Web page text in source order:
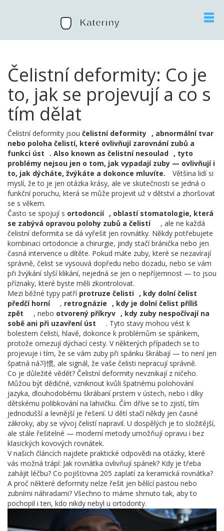
Čelistní deformity: Co je
to, jak se projevují a co s
tím dělat
Čelistní deformity jsou čelistní deformity , abnormální tvar
nebo poloha čelistí, které ovlivňují zarovnání zubů a
funkci úst
. Also known as čelistní nesoulad , tyto
problémy nejsou jen o tom, jak vypadají zuby — ovlivňují i
to, jak dýcháte, žvýkáte a dokonce mluvíte.
Většina lidí si
myslí, že to je jen otázka krásy, ale ve skutečnosti se jedná o
funkční poruchu, která se může projevit už v dětství a zhoršovat
se s věkem.
Často se spojují s ortodoncií , oblastí stomatologie, která
se zabývá opravou polohy zubů a čelistí
, ale ne každá
čelistní deformita se dá vyřešit jen rovnátky. Někdy potřebujete
kombinaci ortodoncie a chirurgie, jindy stačí bránička nebo jen
časná intervence u dítěte. Pokud máte zuby, které se nezavírají
správně, čelist se vysouvá dopředu nebo dozadu, nebo se vám
při žvýkání slyší klikání, nejedná se jen o nepříjemnost — to jsou
příznaky, které byste měli zkontrolovat.
Mezi běžné typy patří protruze čelisti , kdy dolní čelist
předčí horní
, retrognázie , kdy je dolní čelist příliš
zpět
, nebo otvorený příkryv , kdy zuby nespočívají na
sobě ani při uzavření úst
. Tyto stavy mohou vést k
bolestem čelisti, hlavě, dokonce k problémům se spánkem,
protože omezují dýchací cesty. V některých případech se to
projevuje i tím, že se vám zuby při spánku škrábají — to není jen
špatná ná习惯, ale signál, že vaše čelisti nepracují správně.
Co je důležité vědět? Čelistní deformity nevznikají z ničeho.
Můžou být dědičné, vzniknout kvůli špatnému polohování
jazyka, dlouhodobému škrábaní prstem v ústech, nebo i díky
dětskému polibkování na lahvičku. Čím dříve se to zjistí, tím
jednodušší a levnější je řešení. U dětí stačí někdy jen časné
zákroky, aby se vývoj čelistí napravil. U dospělých je to složitější,
ale stále řešitelné — moderní metody umožňují opravu i bez
klasických kovových rovnátek.
V našich článcích najdete praktické odpovědi na otázky, které
vás možná trápí: Jak rovnátka ovlivňují spánek? Kdy je třeba
zahájit léčbu? Co pojišťovna 205 zaplatí za keramická rovnátka?
A proč některé deformity nelze řešit jen bělící pastou nebo
zubními náhradami? Všechno to máme shrnuto tak, aby to
pochopil i ten, kdo nikdy nebyl u ortodonty.